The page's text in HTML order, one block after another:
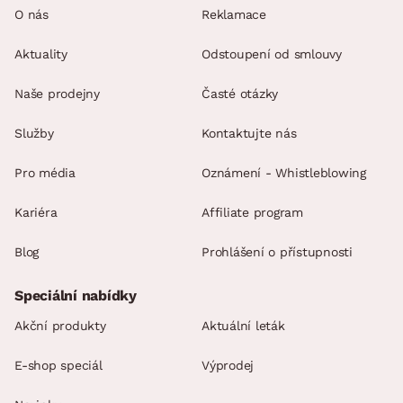
O nás
Aktuality
Naše prodejny
Služby
Pro média
Kariéra
Blog
Reklamace
Odstoupení od smlouvy
Časté otázky
Kontaktujte nás
Oznámení - Whistleblowing
Affiliate program
Prohlášení o přístupnosti
Speciální nabídky
Akční produkty Aktuální leták
E-shop speciál Výprodej